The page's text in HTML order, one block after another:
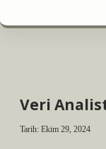
Veri
Tarih: Ekim 29, 2024